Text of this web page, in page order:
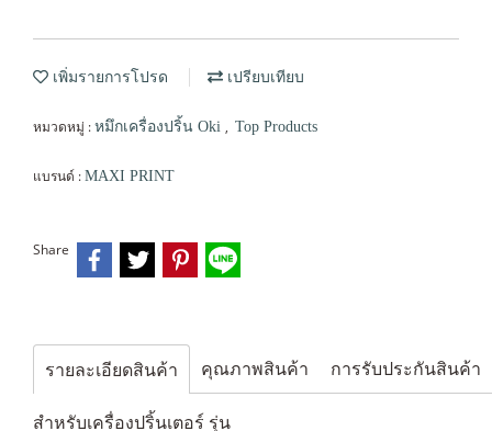
เพิ่มรายการโปรด เปรียบเทียบ
หมวดหมู่ : หมึกเครื่องปริ้น Oki , Top Products
แบรนด์ : MAXI PRINT
Share
รายละเอียดสินค้า คุณภาพสินค้า การรับประกันสินค้า
สำหรับเครื่องปริ้นเตอร์ รุ่น